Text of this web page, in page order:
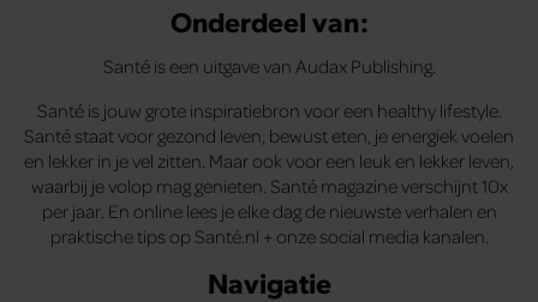
Onderdeel van:
Santé is een uitgave van Audax Publishing.
Santé is jouw grote inspiratiebron voor een healthy lifestyle.
Santé staat voor gezond leven, bewust eten, je energiek voelen
en lekker in je vel zitten. Maar ook voor een leuk en lekker leven,
waarbij je volop mag genieten. Santé magazine verschijnt 10x
per jaar. En online lees je elke dag de nieuwste verhalen en
praktische tips op Santé.nl + onze social media kanalen.
Navigatie